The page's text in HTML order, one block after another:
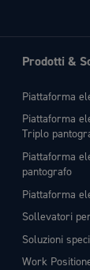
Prodotti &
Piattaforma
Piattaforma
Triplo
Piattaforma
pantografo
Piattaforma
Sollevatori
Soluzioni
Work